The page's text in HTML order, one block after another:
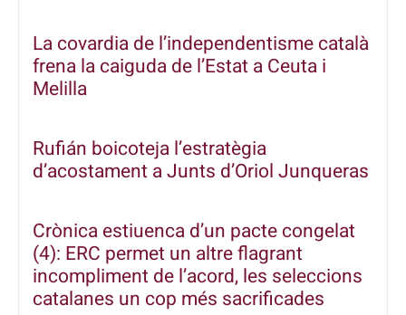
La covardia de l’independentisme català
frena la caiguda de l’Estat a Ceuta i
Melilla
Rufián boicoteja l’estratègia
d’acostament a Junts d’Oriol Junqueras
Crònica estiuenca d’un pacte congelat
(4): ERC permet un altre flagrant
incompliment de l’acord, les seleccions
catalanes un cop més sacrificades